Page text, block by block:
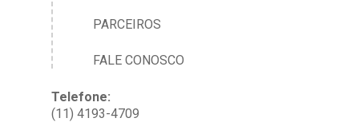
PARCEIROS
FALE CONOSCO
Telefone:
(11) 4193-4709